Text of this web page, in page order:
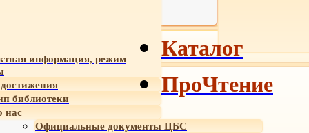
информация, режим
библиотеки
нас
Официальные документы ЦБС
Каталог
ПроЧтение